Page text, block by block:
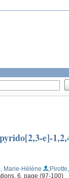
e]-
Marie-Hélène
6, page (97-100)